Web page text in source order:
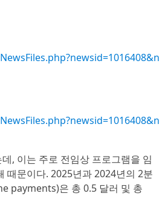
, 이는 주로 전임상 프로그램을 임
때문이다. 2025년과 2024년의 2분
payments)은 총 0.5 달러 및 총